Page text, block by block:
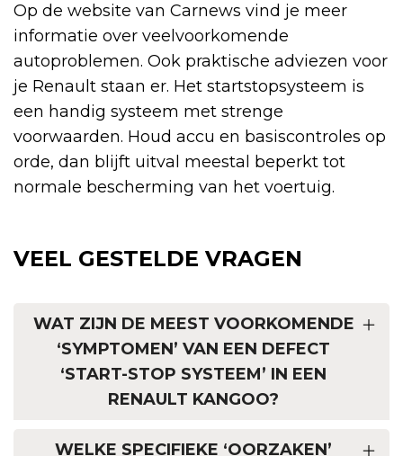
Op de website van Carnews vind je meer
informatie over veelvoorkomende
autoproblemen. Ook praktische adviezen voor
je Renault staan er. Het startstopsysteem is
een handig systeem met strenge
voorwaarden. Houd accu en basiscontroles op
orde, dan blijft uitval meestal beperkt tot
normale bescherming van het voertuig.
VEEL GESTELDE VRAGEN
WAT ZIJN DE MEEST VOORKOMENDE
‘SYMPTOMEN’ VAN EEN DEFECT
‘START-STOP SYSTEEM’ IN EEN
RENAULT KANGOO?
WELKE SPECIFIEKE ‘OORZAKEN’